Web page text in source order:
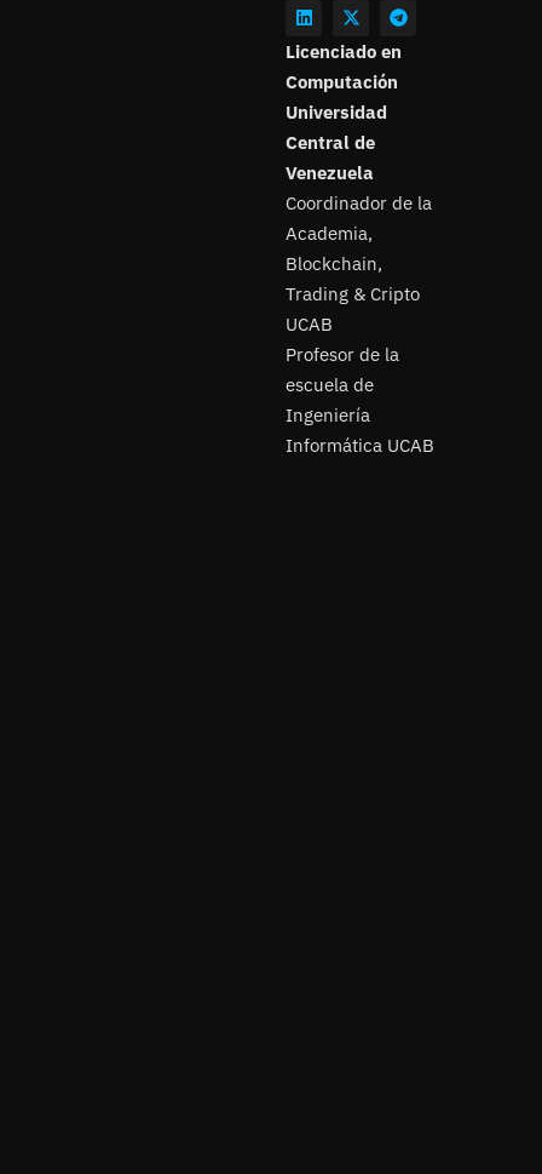
Licenciado en
Computación
Universidad
Central de
Venezuela
Coordinador de la
Academia,
Blockchain,
Trading & Cripto
UCAB
Profesor de la
escuela de
Ingeniería
Informática UCAB